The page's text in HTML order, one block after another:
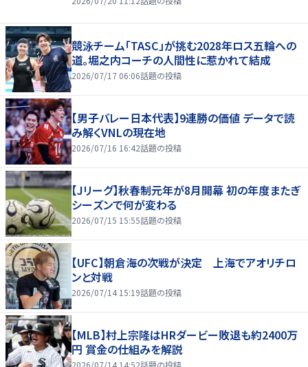
競泳チーム「TASC」が挑む2028年ロス五輪への
道。堀之内コーチの人間性に惹かれて結成
2026/07/17 06:06話題の投稿
【男子バレー日本代表】9連勝の価値 データで読
み解くVNLの現在地
2026/07/16 16:42話題の投稿
【Jリーグ】秋春制元年が8月開幕 初の年度またぎ
シーズンで何が変わる
2026/07/15 15:55話題の投稿
【UFC】朝倉海の次戦が決定 上海でアオリチロ
ンと対戦
2026/07/14 15:19話題の投稿
【MLB】村上宗隆はHRダービー敗退も約2400万
円 賞金の仕組みを解説